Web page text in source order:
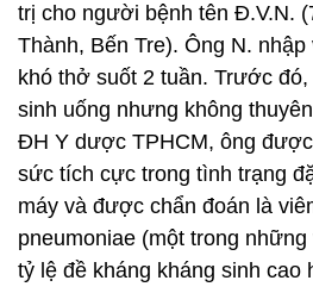
trị cho người bệnh tên Đ.V.N.
Thành, Bến Tre). Ông N.
khó thở suốt 2 tuần. Trước
sinh uống nhưng không
ĐH Y dược TPHCM, ông
sức tích cực trong tình trạng
máy và được chẩn đoán là
pneumoniae (một trong
tỷ lệ đề kháng kháng sinh cao